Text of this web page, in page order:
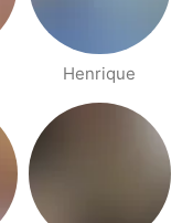
Henrique